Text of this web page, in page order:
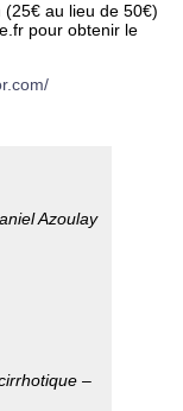
(25€ au lieu de 50€)
pour obtenir le
Azoulay
–